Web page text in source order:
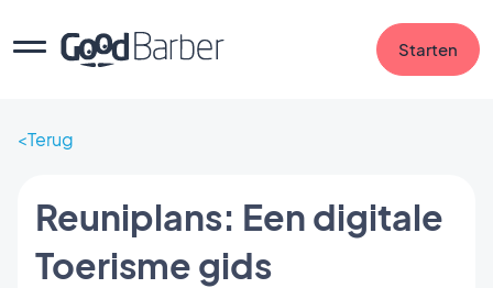
Starten
Terug
Reuniplans: Een digitale
Toerisme gids